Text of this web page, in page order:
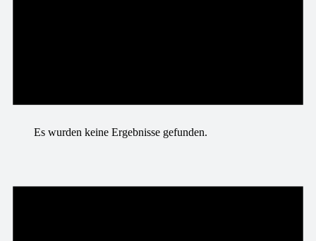
Es wurden keine Ergebnisse gefunden.